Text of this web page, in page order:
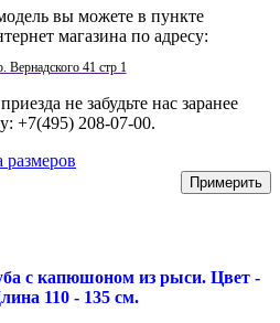
вы можете в пункте
магазина по адресу:
Вернадского 41 стр 1
не забудьте нас заранее
+7(495) 208-07-00.
размеров
с капюшоном из рыси. Цвет -
110 - 135 см.